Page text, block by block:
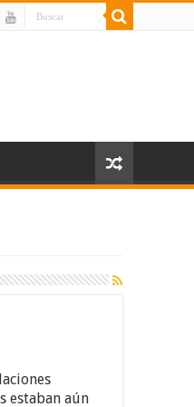
estaban aún